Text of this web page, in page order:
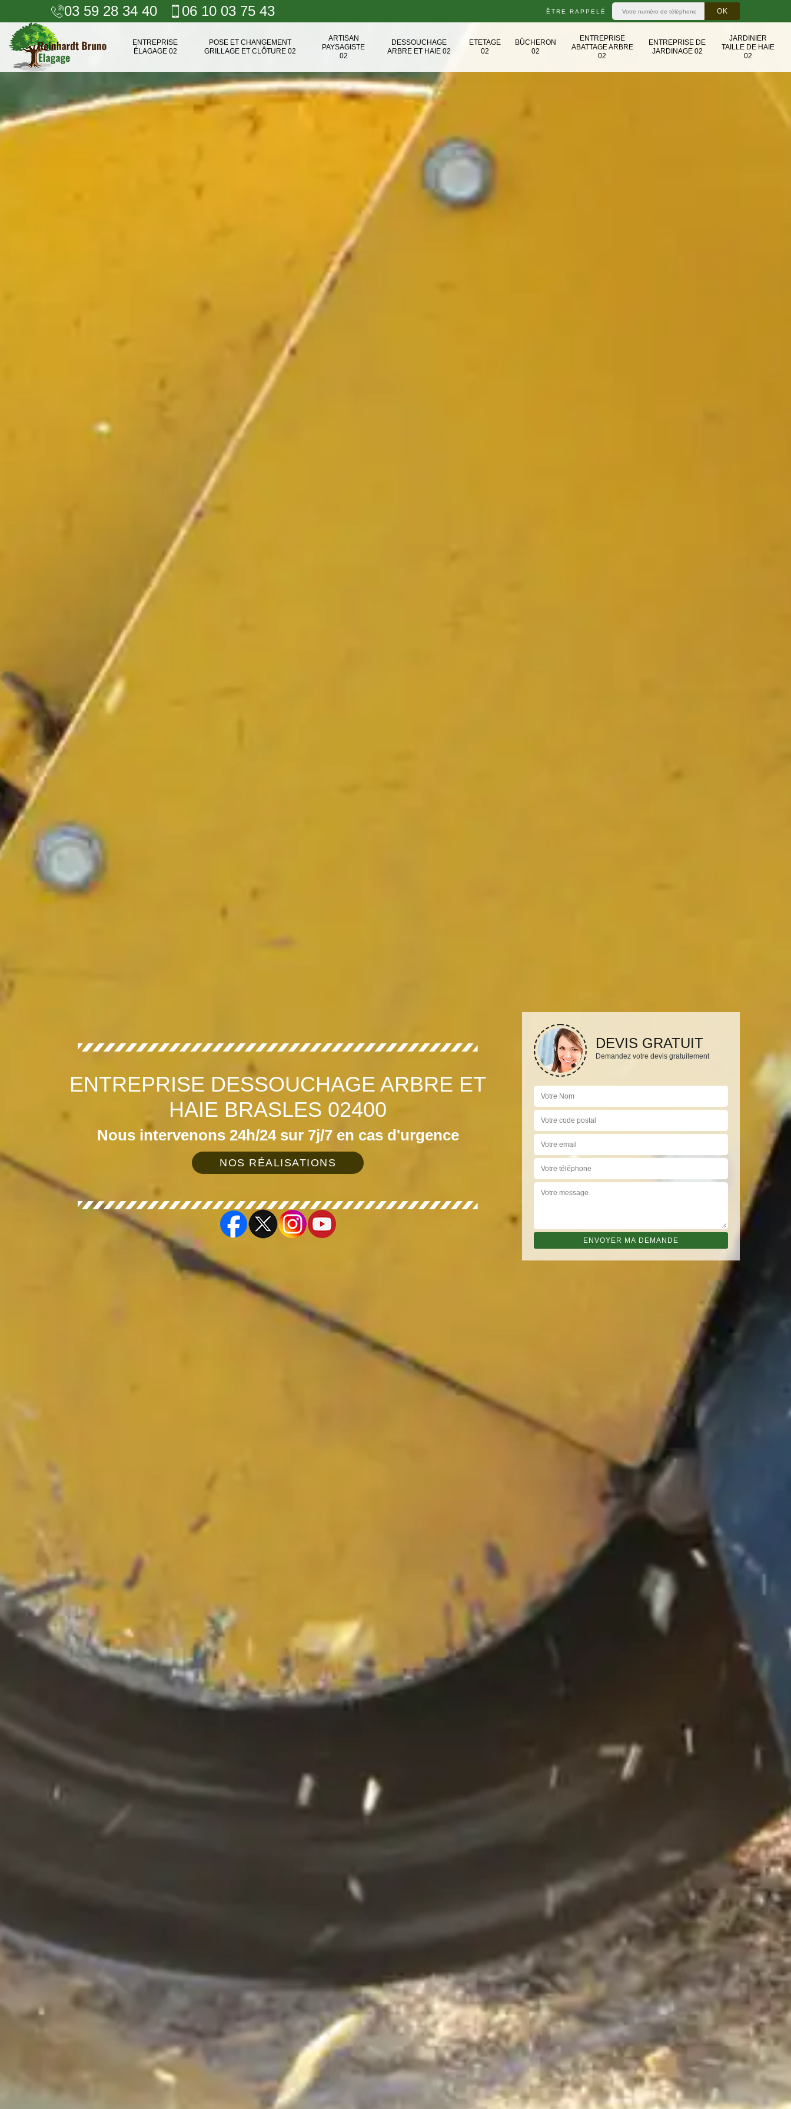
03 59 28 34 40 06 10 03 75 43 ÊTRE RAPPELÉ
ENTREPRISE
ÉLAGAGE 02
POSE ET CHANGEMENT
GRILLAGE ET CLÔTURE 02
ARTISAN
PAYSAGISTE
02
DESSOUCHAGE
ARBRE ET HAIE 02
ETETAGE
02
BÛCHERON
02
ENTREPRISE
ABATTAGE ARBRE
02
ENTREPRISE DE
JARDINAGE 02
JARDINIER
TAILLE DE HAIE
02
ENTREPRISE DESSOUCHAGE ARBRE ET
HAIE BRASLES 02400
Nous intervenons 24h/24 sur 7j/7 en cas d'urgence
NOS RÉALISATIONS
DEVIS GRATUIT
Demandez votre devis gratuitement